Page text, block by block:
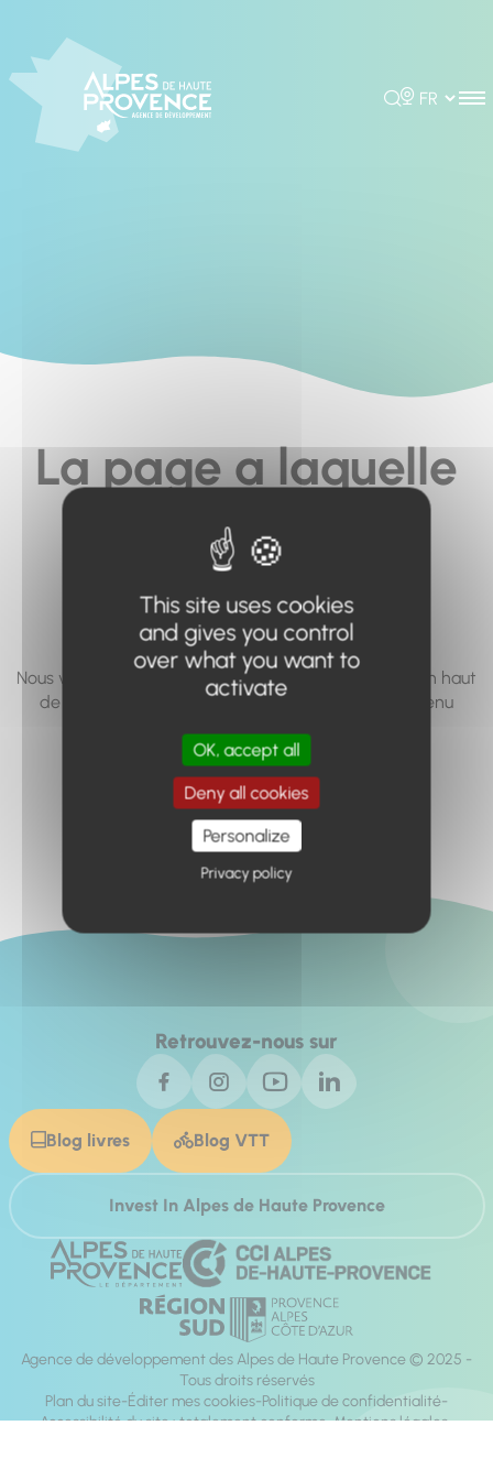
Rechercher
Choisir la
La page a laquelle
vous cherchez à
accéder n'existe
pas... ou plus.
Nous vous invitons à utiliser le moteur de recherche en haut
de page, ou à utiliser le menu pour trouver le contenu
Retour à l'accueil
Retrouvez-nous sur
Blog livres Blog VTT
Invest In Alpes de Haute Provence
Agence de développement des Alpes de Haute Provence © 2025 -
Tous droits réservés
Plan du site Éditer mes cookies Politique de confidentialité
Accessibilité du site : totalement conforme Mentions légales
This site uses cookies
and gives you control
over what you want to
activate
OK, accept all
Deny all cookies
Personalize
Privacy policy